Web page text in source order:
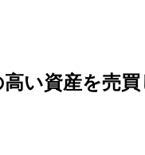
い資産を売